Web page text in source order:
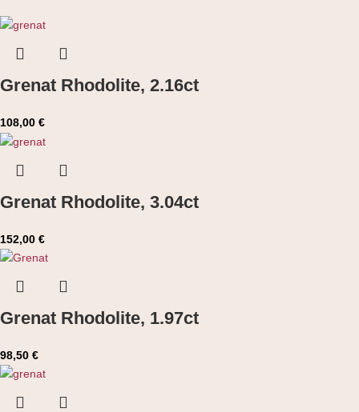
Grenat Rhodolite, 2.16ct
108,00 €
Grenat Rhodolite, 3.04ct
152,00 €
Grenat Rhodolite, 1.97ct
98,50 €